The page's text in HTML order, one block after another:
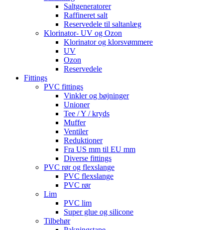
Saltgeneratorer
Raffineret salt
Reservedele til saltanlæg
Klorinator- UV og Ozon
Klorinator og klorsvømmere
UV
Ozon
Reservedele
Fittings
PVC fittings
Vinkler og bøjninger
Unioner
Tee / Y / kryds
Muffer
Ventiler
Reduktioner
Fra US mm til EU mm
Diverse fittings
PVC rør og flexslange
PVC flexslange
PVC rør
Lim
PVC lim
Super glue og silicone
Tilbehør